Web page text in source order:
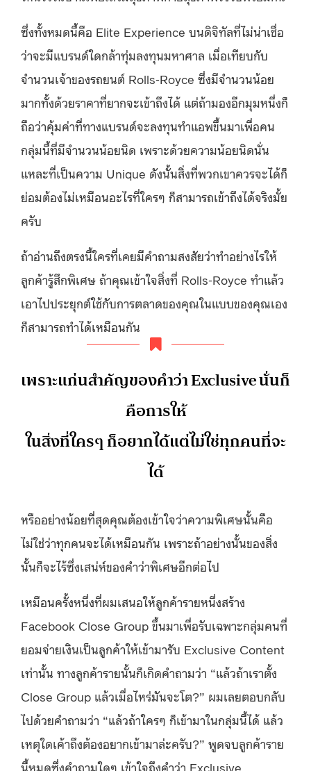
ซึ่งทั้งหมดนี้คือ Elite Experience บนดิจิทัลที่ไม่น่าเชื่อ
ว่าจะมีแบรนด์ใดกล้าทุ่มลงทุนมหาศาล เมื่อเทียบกับ
จำนวนเจ้าของรถยนต์ Rolls-Royce ซึ่งมีจำนวนน้อย
มากทั้งด้วยราคาที่ยากจะเข้าถึงได้ แต่ถ้ามองอีกมุมหนึ่งก็
ถือว่าคุ้มค่าที่ทางแบรนด์จะลงทุนทำแอพขึ้นมาเพื่อคน
กลุ่มนี้ที่มีจำนวนน้อยนิด เพราะด้วยความน้อยนิดนั่น
แหละที่เป็นความ Unique ดังนั้นสิ่งที่พวกเขาควรจะได้ก็
ย่อมต้องไม่เหมือนอะไรที่ใครๆ ก็สามารถเข้าถึงได้จริงมั้ย
ครับ
ถ้าอ่านถึงตรงนี้ใครที่เคยมีคำถามสงสัยว่าทำอย่างไรให้
ลูกค้ารู้สึกพิเศษ ถ้าคุณเข้าใจสิ่งที่ Rolls-Royce ทำแล้ว
เอาไปประยุกต์ใช้กับการตลาดของคุณในแบบของคุณเอง
ก็สามารถทำได้เหมือนกัน
เพราะแก่นสำคัญของคำว่า Exclusive นั่นก็
คือการให้
ในสิ่งที่ใครๆ ก็อยากได้แต่ไม่ใช่ทุกคนที่จะ
ได้
หรืออย่างน้อยที่สุดคุณต้องเข้าใจว่าความพิเศษนั้นคือ
ไม่ใช่ว่าทุกคนจะได้เหมือนกัน เพราะถ้าอย่างนั้นของสิ่ง
นั้นก็จะไร้ซึ่งเสน่ห์ของคำว่าพิเศษอีกต่อไป
เหมือนครั้งหนึ่งที่ผมเสนอให้ลูกค้ารายหนึ่งสร้าง
Facebook Close Group ขึ้นมาเพื่อรับเฉพาะกลุ่มคนที่
ยอมจ่ายเงินเป็นลูกค้าให้เข้ามารับ Exclusive Content
เท่านั้น ทางลูกค้ารายนั้นก็เกิดคำถามว่า “แล้วถ้าเราตั้ง
Close Group แล้วเมื่อไหร่มันจะโต?” ผมเลยตอบกลับ
ไปด้วยคำถามว่า “แล้วถ้าใครๆ ก็เข้ามาในกลุ่มนี้ได้ แล้ว
เหตุใดเค้าถึงต้องอยากเข้ามาล่ะครับ?” พูดจบลูกค้าราย
นี้หมดซึ่งคำถามใดๆ เข้าใจถึงคำว่า Exclusive